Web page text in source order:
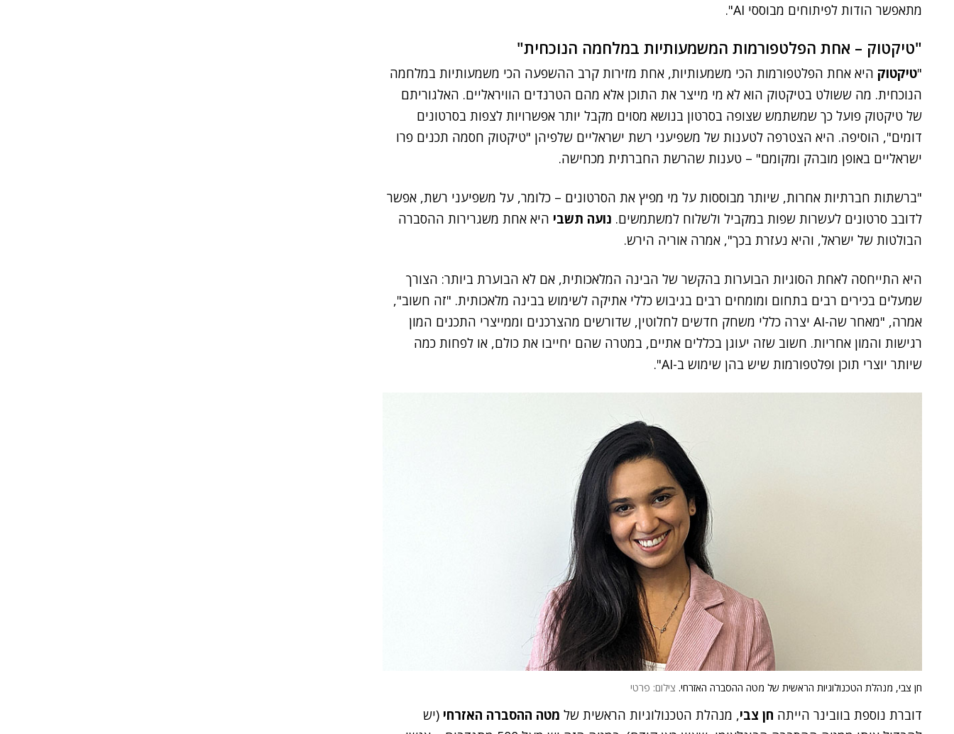
מתאפשר הודות לפיתוחים מבוססי AI".
"טיקטוק – אחת הפלטפורמות המשמעותיות במלחמה הנוכחית"
"טיקטוק היא אחת הפלטפורמות הכי משמעותיות, אחת מזירות קרב ההשפעה הכי משמעותיות במלחמה
הנוכחית. מה ששולט בטיקטוק הוא לא מי מייצר את התוכן אלא מהם הטרנדים הוויראליים. האלגוריתם
של טיקטוק פועל כך שמשתמש שצופה בסרטון בנושא מסוים מקבל יותר אפשרויות לצפות בסרטונים
דומים", הוסיפה. היא הצטרפה לטענות של משפיעני רשת ישראליים שלפיהן "טיקטוק חסמה תכנים פרו
ישראליים באופן מובהק ומקומם" – טענות שהרשת החברתית מכחישה.
"ברשתות חברתיות אחרות, שיותר מבוססות על מי מפיץ את הסרטונים – כלומר, על משפיעני רשת, אפשר
לדובב סרטונים לעשרות שפות במקביל ולשלוח למשתמשים. נועה תשבי היא אחת משגרירות ההסברה
הבולטות של ישראל, והיא נעזרת בכך", אמרה אוריה הירש.
היא התייחסה לאחת הסוגיות הבוערות בהקשר של הבינה המלאכותית, אם לא הבוערת ביותר: הצורך
שמעלים בכירים רבים בתחום ומומחים רבים בגיבוש כללי אתיקה לשימוש בבינה מלאכותית. "זה חשוב",
אמרה, "מאחר שה-AI יצרה כללי משחק חדשים לחלוטין, שדורשים מהצרכנים וממייצרי התכנים המון
רגישות והמון אחריות. חשוב שזה יעוגן בכללים אתיים, במטרה שהם יחייבו את כולם, או לפחות כמה
שיותר יוצרי תוכן ופלטפורמות שיש בהן שימוש ב-AI".
חן צבי, מנהלת הטכנולוגיות הראשית של מטה ההסברה האזרחי. צילום: פרטי
דוברת נוספת בוובינר הייתה חן צבי, מנהלת הטכנולוגיות הראשית של מטה ההסברה האזרחי (יש